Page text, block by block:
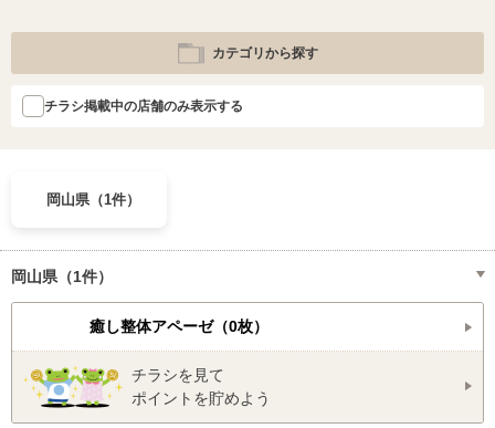
カテゴリから探す
チラシ掲載中の店舗のみ表示する
岡山県（1件）
岡山県（1件）
癒し整体アペーゼ（0枚）
チラシを見て
ポイントを貯めよう